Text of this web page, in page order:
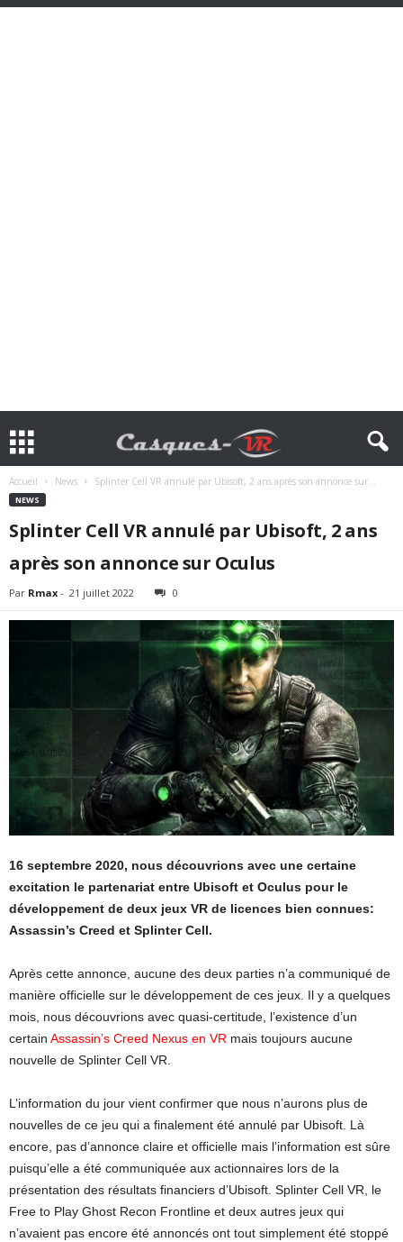
Accueil News Splinter Cell VR annulé par Ubisoft, 2 ans après son annonce sur...
NEWS
Splinter Cell VR annulé par Ubisoft, 2 ans
après son annonce sur Oculus
Par Rmax - 21 juillet 2022 0
16 septembre 2020, nous découvrions avec une certaine
excitation le partenariat entre Ubisoft et Oculus pour le
développement de deux jeux VR de licences bien connues:
Assassin’s Creed et Splinter Cell.
Après cette annonce, aucune des deux parties n’a communiqué de
manière officielle sur le développement de ces jeux. Il y a quelques
mois, nous découvrions avec quasi-certitude, l’existence d’un
certain Assassin’s Creed Nexus en VR mais toujours aucune
nouvelle de Splinter Cell VR.
L’information du jour vient confirmer que nous n’aurons plus de
nouvelles de ce jeu qui a finalement été annulé par Ubisoft. Là
encore, pas d’annonce claire et officielle mais l’information est sûre
puisqu’elle a été communiquée aux actionnaires lors de la
présentation des résultats financiers d’Ubisoft. Splinter Cell VR, le
Free to Play Ghost Recon Frontline et deux autres jeux qui
n’avaient pas encore été annoncés ont tout simplement été stoppé